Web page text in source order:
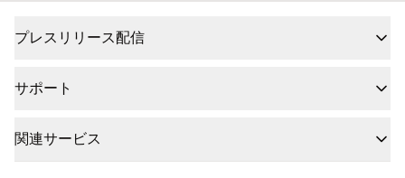
プレスリリース配信
サポート
関連サービス